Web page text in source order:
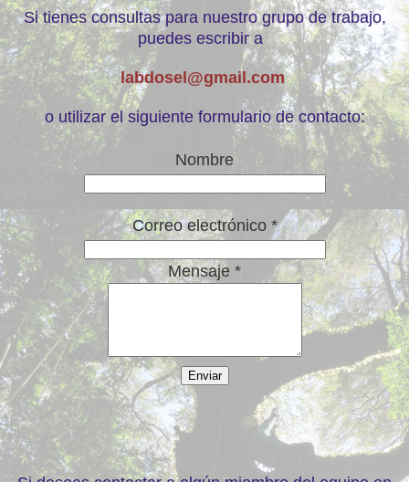
Si tienes consultas para nuestro grupo de trabajo,
puedes escribir a
labdosel@gmail.com
o utilizar el siguiente formulario de contacto:
Nombre
Correo electrónico *
Mensaje *